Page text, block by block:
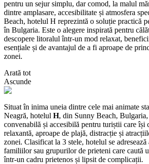
pentru un sejur simplu, dar comod, la malul
dintre amplasare, accesibilitate și atmosfera
Beach, hotelul H reprezintă o soluție practică
în Bulgaria. Este o alegere inspirată pentru
descopere litoralul într-un mod relaxat,
esențiale și de avantajul de a fi aproape de
zonei.
Arată tot
Ascunde
Situat în inima uneia dintre cele mai animate
Neagră, hotelul H, din Sunny Beach, Bulgaria,
convenabilă și accesibilă pentru turiștii care își
relaxantă, aproape de plajă, distracție și
zonei. Clasificat la 3 stele, hotelul se
familiilor sau grupurilor de prieteni care caută
într-un cadru prietenos și lipsit de complicații.